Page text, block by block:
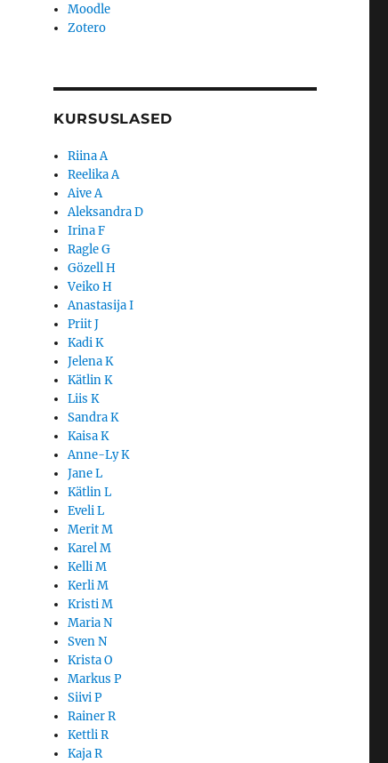
Moodle
Zotero
KURSUSLASED
Riina A
Reelika A
Aive A
Aleksandra D
Irina F
Ragle G
Gözell H
Veiko H
Anastasija I
Priit J
Kadi K
Jelena K
Kätlin K
Liis K
Sandra K
Kaisa K
Anne-Ly K
Jane L
Kätlin L
Eveli L
Merit M
Karel M
Kelli M
Kerli M
Kristi M
Maria N
Sven N
Krista O
Markus P
Siivi P
Rainer R
Kettli R
Kaja R